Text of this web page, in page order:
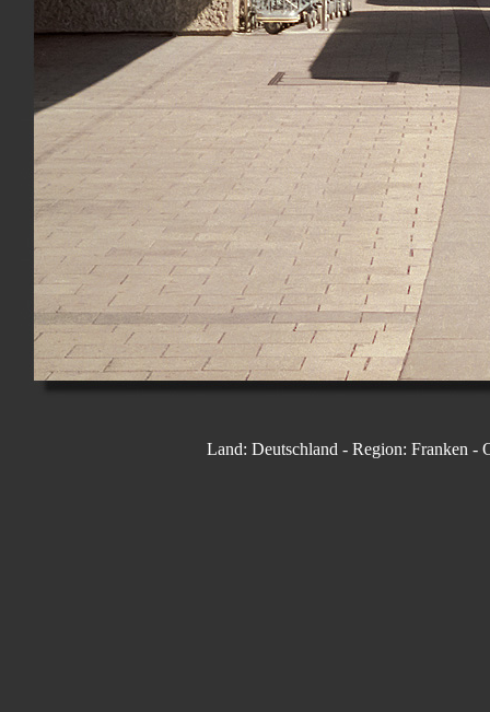
Land: Deutschland - Region: Franken